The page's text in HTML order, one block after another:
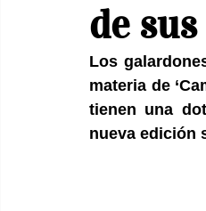
de
Los
materia de
tienen una
nueva edición